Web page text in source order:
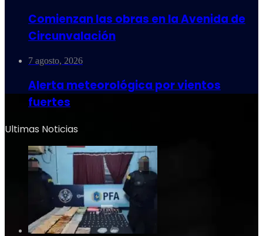
Comienzan las obras en la Avenida de
Circunvalación
7 agosto, 2026
Alerta meteorológica por vientos
fuertes
Ultimas Noticias